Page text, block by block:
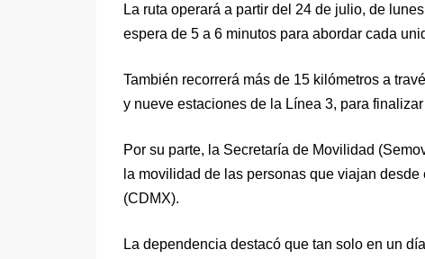
La ruta operará a partir del 24 de julio, de
espera de 5 a 6 minutos para abordar cada
También recorrerá más de 15 kilómetros a
y nueve estaciones de la Línea 3, para
Por su parte, la Secretaría de Movilidad
la movilidad de las personas que viajan
(CDMX).
La dependencia destacó que tan solo en un